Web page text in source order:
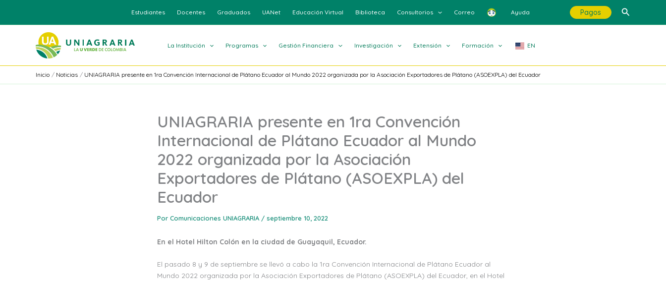
contenido
Estudiantes Docentes Graduados UANet Educación Virtual Biblioteca Consultorios Correo Ayuda Pagos Buscar
La Institución Programas Gestión Financiera Investigación Extensión Formación EN
Inicio Noticias UNIAGRARIA presente en 1ra Convención Internacional de Plátano Ecuador al Mundo 2022 organizada por la Asociación Exportadores de Plátano (ASOEXPLA) del Ecuador
UNIAGRARIA presente en 1ra Convención
Internacional de Plátano Ecuador al Mundo
2022 organizada por la Asociación
Exportadores de Plátano (ASOEXPLA) del
Ecuador
Por Comunicaciones UNIAGRARIA / septiembre 10, 2022
En el Hotel Hilton Colón en la ciudad de Guayaquil, Ecuador.
El pasado 8 y 9 de septiembre se llevó a cabo la 1ra Convención Internacional de Plátano Ecuador al
Mundo 2022 organizada por la Asociación Exportadores de Plátano (ASOEXPLA) del Ecuador, en el Hotel